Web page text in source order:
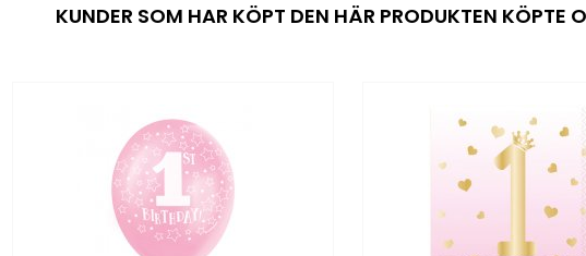
KUNDER SOM HAR KÖPT DEN HÄR PRODUKTEN KÖPTE